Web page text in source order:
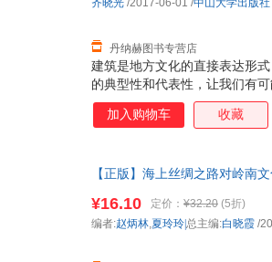
建筑是地方文化的直接表达形
的典型性和代表性，让我们有
统。
丹纳赫图书专营店
齐晓光 /2017-06-01 /中山大学出版社
加入购物车 收藏
【正版】海上丝绸之路对岭南
¥16.10 定价： ¥32.20 (5折)
编者:赵炳林,夏玲玲|总主编:白晓霞 /